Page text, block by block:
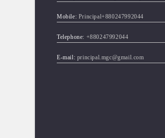
Mobile: Principal+880247992044
Telephone: +880247992044
E-mail: principal.mgc@gmail.com